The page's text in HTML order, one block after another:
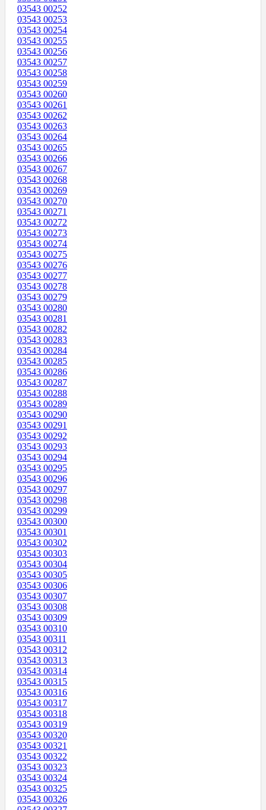
03543 00252
03543 00253
03543 00254
03543 00255
03543 00256
03543 00257
03543 00258
03543 00259
03543 00260
03543 00261
03543 00262
03543 00263
03543 00264
03543 00265
03543 00266
03543 00267
03543 00268
03543 00269
03543 00270
03543 00271
03543 00272
03543 00273
03543 00274
03543 00275
03543 00276
03543 00277
03543 00278
03543 00279
03543 00280
03543 00281
03543 00282
03543 00283
03543 00284
03543 00285
03543 00286
03543 00287
03543 00288
03543 00289
03543 00290
03543 00291
03543 00292
03543 00293
03543 00294
03543 00295
03543 00296
03543 00297
03543 00298
03543 00299
03543 00300
03543 00301
03543 00302
03543 00303
03543 00304
03543 00305
03543 00306
03543 00307
03543 00308
03543 00309
03543 00310
03543 00311
03543 00312
03543 00313
03543 00314
03543 00315
03543 00316
03543 00317
03543 00318
03543 00319
03543 00320
03543 00321
03543 00322
03543 00323
03543 00324
03543 00325
03543 00326